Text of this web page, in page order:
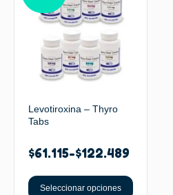
Levotiroxina – Thyro
Tabs
$61.115-$122.489
Seleccionar opciones